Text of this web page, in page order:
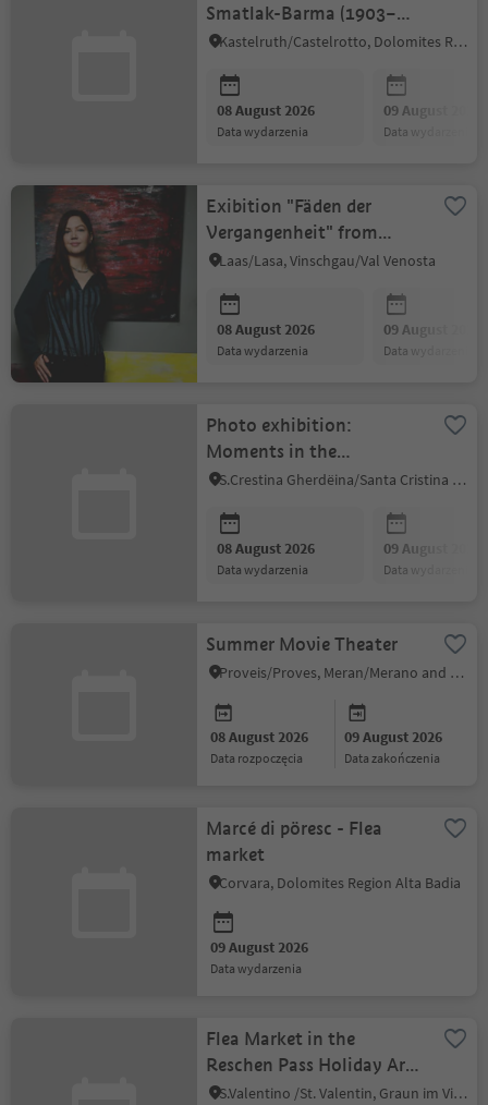
Smatlak-Barma (1903–
1992)
Kastelruth/Castelrotto, Dolomites Region Seiser Alm
08 August 2026
data wydarzenia
09 August 2026
data wydarzenia
Exibition "Fäden der
Vergangenheit" from
Anna Mesniankina
Laas/Lasa, Vinschgau/Val Venosta
08 August 2026
data wydarzenia
09 August 2026
data wydarzenia
Photo exhibition:
Moments in the
Dolomites
S.Crestina Gherdëina/Santa Cristina Val Gardana, Dolomites Region Val Gardena
08 August 2026
data wydarzenia
09 August 2026
data wydarzenia
Summer Movie Theater
Proveis/Proves, Meran/Merano and environs
08 August 2026
data rozpoczęcia
09 August 2026
data zakończenia
Marcé di pöresc - Flea
market
Corvara, Dolomites Region Alta Badia
09 August 2026
data wydarzenia
Flea Market in the
Reschen Pass Holiday Area
in Venosta Valley - St.
S.Valentino /St. Valentin, Graun im Vinschgau/Curon Venosta, Vinschgau/Val Venosta